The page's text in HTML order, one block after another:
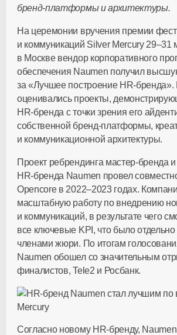
бренд-платформыи архитектуры.
На церемонии вручения премии
и коммуникаций Silver Mercury 29–31
в Москве вендор корпоративного
обеспечения Naumen получил
за «Лучшее построение HR-бренда».
оценивались проекты,
HR-бренда с точки зрения его
собственной бренд-платформы,
и коммуникационной архитектуры.
Проект ребрендинга мастер-бренда
HR-бренда Naumen провел
Opencore в 2022–2023 годах.
масштабную работу по внедрению
и коммуникаций, в результате чего
все ключевые KPI, что было
членами жюри. По итогам
Naumen обошел со значительным
финалистов, Tele2 и Росбанк.
Согласно новому HR-бренду, Naumen